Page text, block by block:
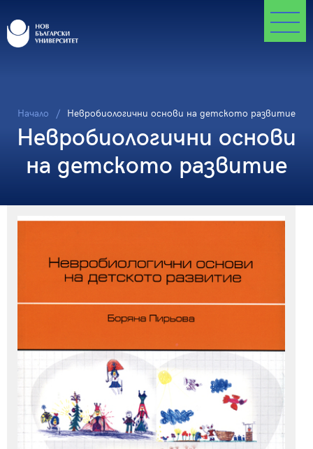
Начало Невробиологични основи на детското развитие
Невробиологични основи
на детското развитие